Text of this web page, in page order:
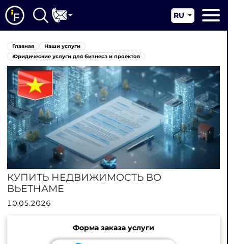
О нас
Наши услуги
Новости
Юрисдикции
Контакты
RU
EN
Главная
Наши услуги
Юридические услуги для бизнеса и проектов
КУПИТЬ НЕДВИЖИМОСТЬ ВО
ВЬЕТНАМЕ
10.05.2026
Форма заказа услуги